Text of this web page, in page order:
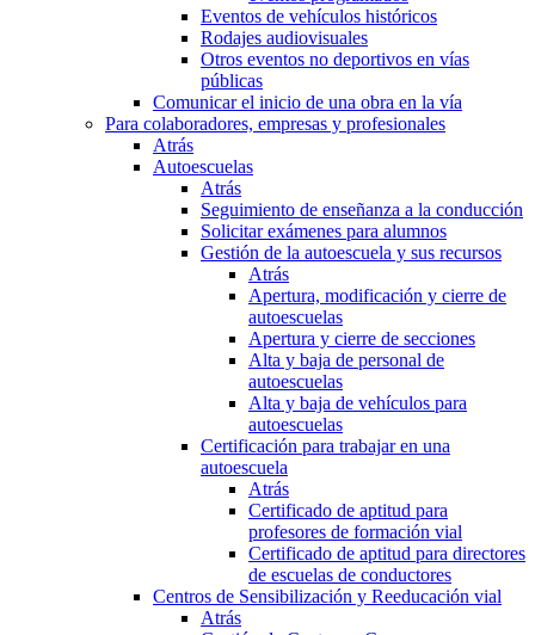
Eventos de vehículos históricos
Rodajes audiovisuales
Otros eventos no deportivos en vías
públicas
Comunicar el inicio de una obra en la vía
Para colaboradores, empresas y profesionales
Atrás
Autoescuelas
Atrás
Seguimiento de enseñanza a la conducción
Solicitar exámenes para alumnos
Gestión de la autoescuela y sus recursos
Atrás
Apertura, modificación y cierre de
autoescuelas
Apertura y cierre de secciones
Alta y baja de personal de
autoescuelas
Alta y baja de vehículos para
autoescuelas
Certificación para trabajar en una
autoescuela
Atrás
Certificado de aptitud para
profesores de formación vial
Certificado de aptitud para directores
de escuelas de conductores
Centros de Sensibilización y Reeducación vial
Atrás